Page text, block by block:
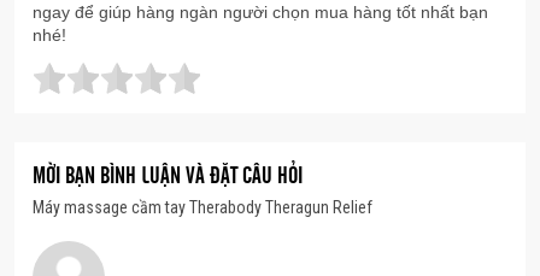
ngay để giúp hàng ngàn người chọn mua hàng tốt nhất bạn
nhé!
MỜI BẠN BÌNH LUẬN VÀ ĐẶT CÂU HỎI
Máy massage cầm tay Therabody Theragun Relief